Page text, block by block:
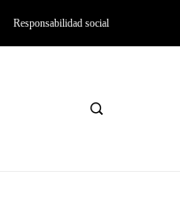
Responsabilidad social